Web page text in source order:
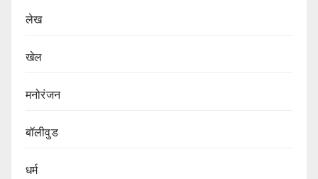
लेख
खेल
मनोरंजन
बॉलीवुड
धर्म